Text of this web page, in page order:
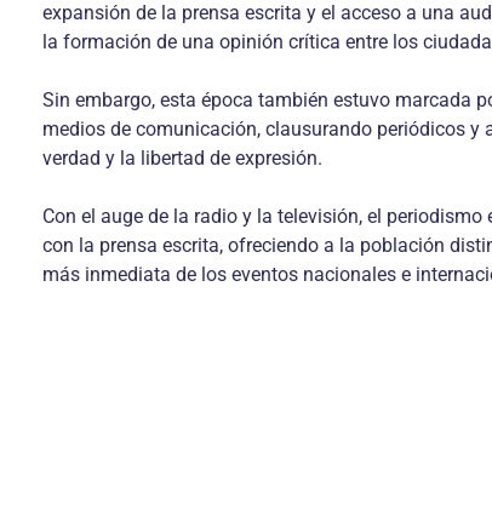
expansión de la prensa escrita y el acceso a una
la formación de una opinión crítica entre los
Sin embargo, esta época también estuvo marcada
medios de comunicación, clausurando periódicos
verdad y la libertad de expresión.
Con el auge de la radio y la televisión, el
con la prensa escrita, ofreciendo a la población
más inmediata de los eventos nacionales e